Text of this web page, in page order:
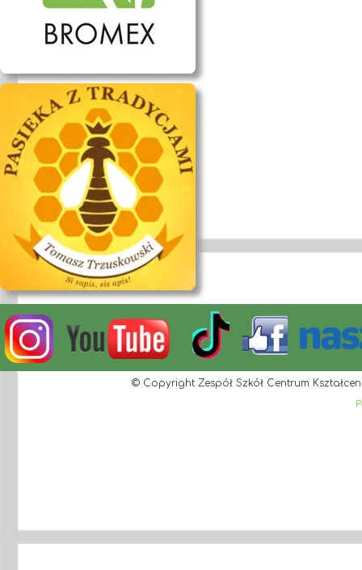
© Copyright Zespół Szkół Centrum